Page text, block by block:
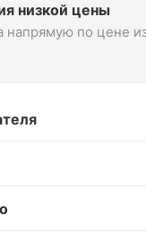
низкой цены
напрямую по цене